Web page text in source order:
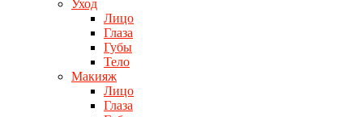
Уход
Лицо
Глаза
Губы
Тело
Макияж
Лицо
Глаза